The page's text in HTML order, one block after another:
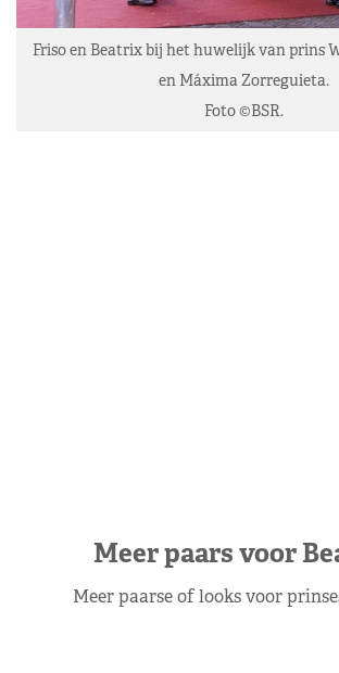
Friso en Beatrix bij het huwelijk van prins
en Máxima Zorreguieta.
Foto ©BSR.
Meer paars voor
Meer paarse of looks voor